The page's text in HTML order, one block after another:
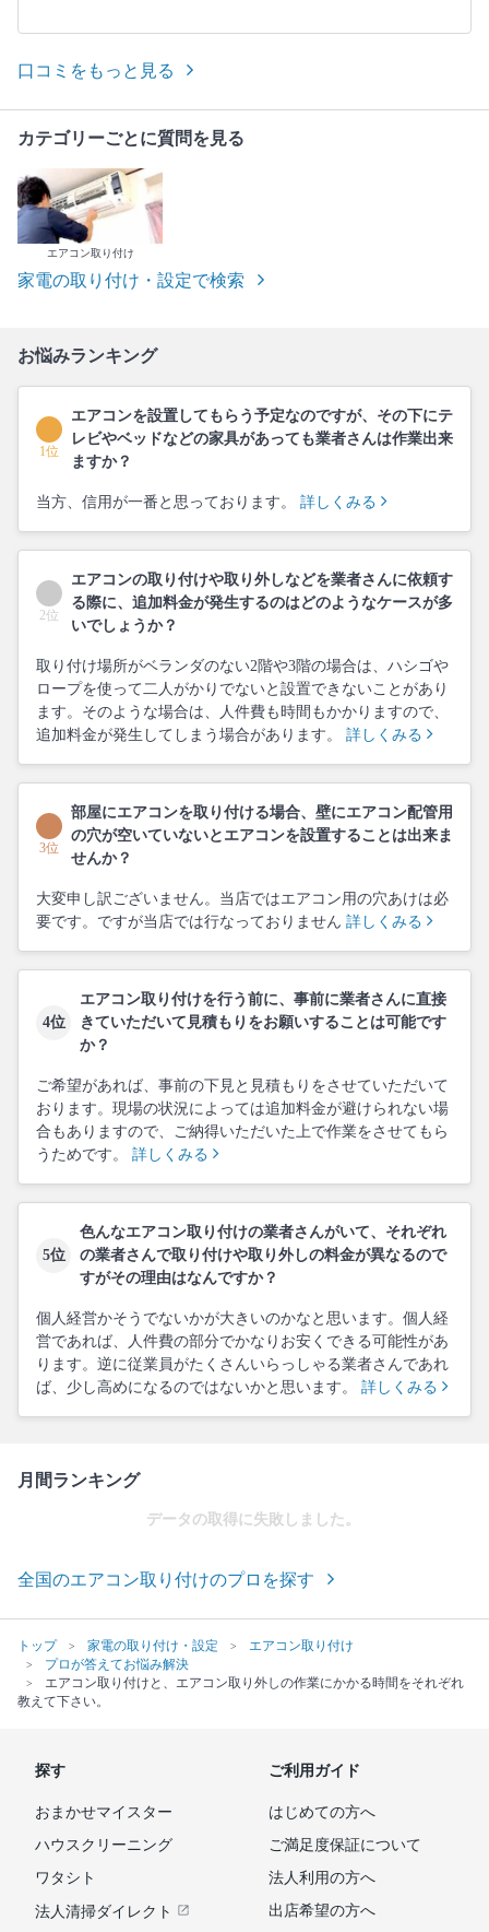
口コミをもっと見る
カテゴリーごとに質問を見る
エアコン取り付け
家電の取り付け・設定で検索
お悩みランキング
1位
エアコンを設置してもらう予定なのですが、その下にテ
レビやベッドなどの家具があっても業者さんは作業出来
ますか？
当方、信用が一番と思っております。 詳しくみる
2位
エアコンの取り付けや取り外しなどを業者さんに依頼す
る際に、追加料金が発生するのはどのようなケースが多
いでしょうか？
取り付け場所がベランダのない2階や3階の場合は、ハシゴや
ロープを使って二人がかりでないと設置できないことがあり
ます。そのような場合は、人件費も時間もかかりますので、
追加料金が発生してしまう場合があります。 詳しくみる
3位
部屋にエアコンを取り付ける場合、壁にエアコン配管用
の穴が空いていないとエアコンを設置することは出来ま
せんか？
大変申し訳ございません。当店ではエアコン用の穴あけは必
要です。ですが当店では行なっておりません 詳しくみる
4位
エアコン取り付けを行う前に、事前に業者さんに直接
きていただいて見積もりをお願いすることは可能です
か？
ご希望があれば、事前の下見と見積もりをさせていただいて
おります。現場の状況によっては追加料金が避けられない場
合もありますので、ご納得いただいた上で作業をさせてもら
うためです。 詳しくみる
5位
色んなエアコン取り付けの業者さんがいて、それぞれ
の業者さんで取り付けや取り外しの料金が異なるので
すがその理由はなんですか？
個人経営かそうでないかが大きいのかなと思います。個人経
営であれば、人件費の部分でかなりお安くできる可能性があ
ります。逆に従業員がたくさんいらっしゃる業者さんであれ
ば、少し高めになるのではないかと思います。 詳しくみる
月間ランキング
データの取得に失敗しました。
全国のエアコン取り付けのプロを探す
トップ 家電の取り付け・設定
エアコン取り付け
プロが答えてお悩み解決
エアコン取り付けと、エアコン取り外しの作業にかかる時間をそれぞれ
教えて下さい。
探す
おまかせマイスター
ハウスクリーニング
ワタシト
法人清掃ダイレクト
ご利用ガイド
はじめての方へ
ご満足度保証について
法人利用の方へ
出店希望の方へ